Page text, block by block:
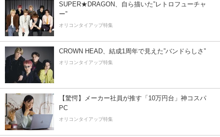
SUPER★DRAGON、自ら描いた”レトロフューチャ
ー”
オリコンタイアップ特集
CROWN HEAD、結成1周年で見えた”バンドらしさ”
オリコンタイアップ特集
【驚愕】メーカー社員が推す「10万円台」神コスパ
PC
オリコンタイアップ特集